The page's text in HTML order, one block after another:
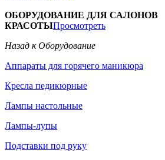
ОБОРУДОВАНИЕ ДЛЯ САЛОНОВ
КРАСОТЫПросмотреть
Назад к Оборудование
Аппараты для горячего маникюра
Кресла педикюрные
Лампы настольные
Лампы-лупы
Подставки под руку